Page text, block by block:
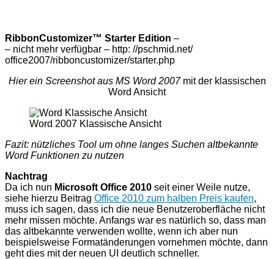
RibbonCustomizer™ Starter Edition –
– nicht mehr verfügbar – http: //pschmid.net/
office2007/ribboncustomizer/starter.php
Hier ein Screenshot aus MS Word 2007 mit der klassischen
Word Ansicht
Word 2007 Klassische Ansicht
Fazit: nützliches Tool um ohne langes Suchen altbekannte
Word Funktionen zu nutzen
Nachtrag
Da ich nun Microsoft Office 2010 seit einer Weile nutze,
siehe hierzu Beitrag Office 2010 zum halben Preis kaufen,
muss ich sagen, dass ich die neue Benutzeroberfläche nicht
mehr missen möchte. Anfangs war es natürlich so, dass man
das altbekannte verwenden wollte, wenn ich aber nun
beispielsweise Formatänderungen vornehmen möchte, dann
geht dies mit der neuen UI deutlich schneller.